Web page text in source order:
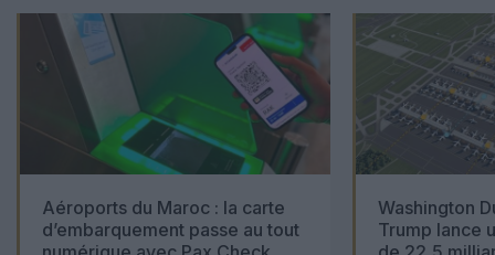
Aéroports du Maroc : la carte
d’embarquement passe au tout
Washington
Trump lance